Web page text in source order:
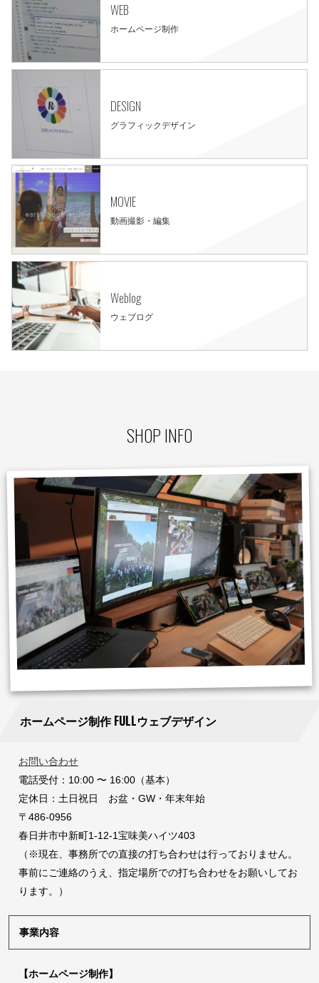
WEB
ホームページ制作
DESIGN
グラフィックデザイン
MOVIE
動画撮影・編集
Weblog
ウェブログ
SHOP INFO
ホームページ制作 FULLウェブデザイン
お問い合わせ
電話受付：10:00 〜 16:00（基本）
定休日：土日祝日 お盆・GW・年末年始
〒486-0956
春日井市中新町1-12-1宝味美ハイツ403
（※現在、事務所での直接の打ち合わせは行っておりません。
事前にご連絡のうえ、指定場所での打ち合わせをお願いしてお
ります。）
事業内容
【ホームページ制作】